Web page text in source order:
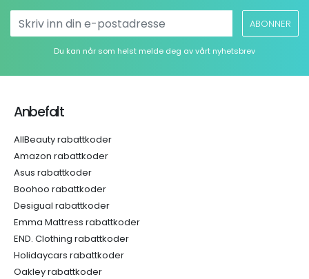
ABONNER
Du kan når som helst melde deg av vårt nyhetsbrev
Anbefalt
AllBeauty rabattkoder
Amazon rabattkoder
Asus rabattkoder
Boohoo rabattkoder
Desigual rabattkoder
Emma Mattress rabattkoder
END. Clothing rabattkoder
Holidaycars rabattkoder
Oakley rabattkoder